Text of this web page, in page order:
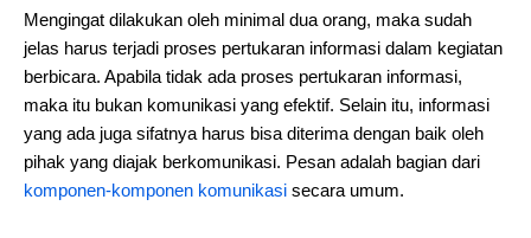
Mengingat dilakukan oleh minimal dua orang, maka sudah
jelas harus terjadi proses pertukaran informasi dalam kegiatan
berbicara. Apabila tidak ada proses pertukaran informasi,
maka itu bukan komunikasi yang efektif. Selain itu, informasi
yang ada juga sifatnya harus bisa diterima dengan baik oleh
pihak yang diajak berkomunikasi. Pesan adalah bagian dari
komponen-komponen komunikasi secara umum.